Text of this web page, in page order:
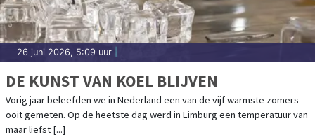
26 juni 2026, 5:09 uur
DE KUNST VAN KOEL BLIJVEN
Vorig jaar beleefden we in Nederland een van de vijf warmste zomers
ooit gemeten. Op de heetste dag werd in Limburg een temperatuur van
maar liefst [...]